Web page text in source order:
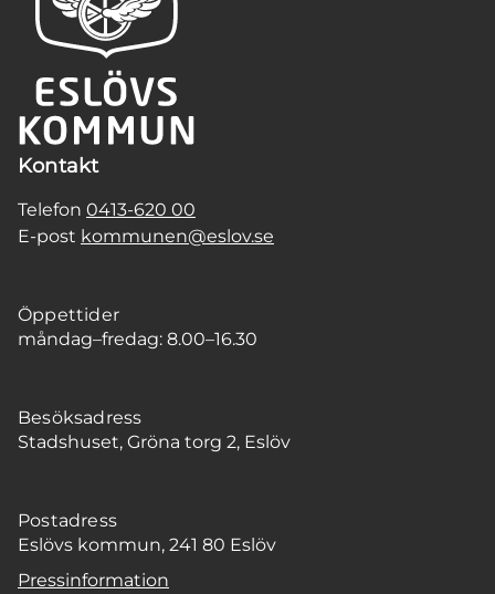
Kontakt
Telefon 0413-620 00
E-post kommunen@eslov.se
Öppettider
måndag–fredag: 8.00–16.30
Besöksadress
Stadshuset, Gröna torg 2, Eslöv
Postadress
Eslövs kommun, 241 80 Eslöv
Pressinformation